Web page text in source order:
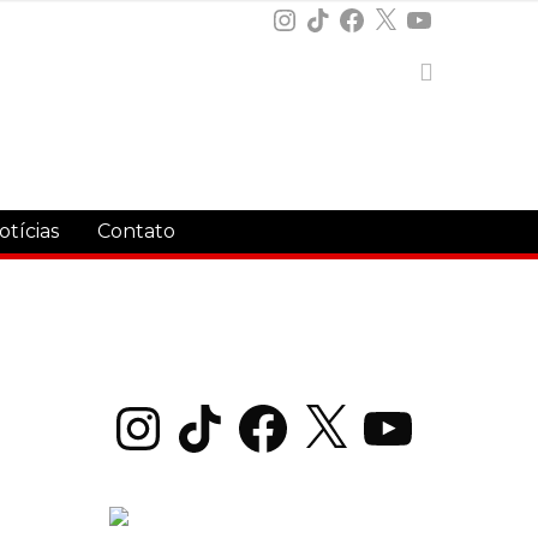
Instagram
TikTokFacebook
X YouTube
Contato
InstagramTikTok Facebook
X YouTube